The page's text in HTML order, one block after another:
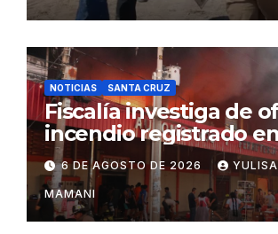
NOTICIAS SANTA CRUZ
Fiscalía investiga de
incendio registrado
feria Barrio Lindo
6 DE AGOSTO DE 2026
MAMANI